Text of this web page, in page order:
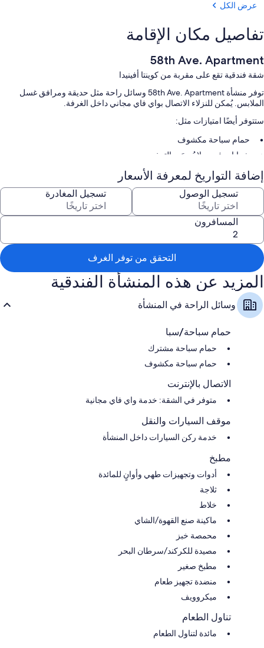
عرض الكل
تفاصيل مكان الإقامة
58th Ave. Apartment
شقة فندقية تقع على مقربة من كوينتا أفينيدا
توفر منشأة 58th Ave. Apartment وسائل راحة مثل حديقة ومرافق غسل
الملابس. يُمكن للنزلاء الاتصال بواي فاي مجاني داخل الغرفة.
ستتوفر أيضًا امتيازات مثل:
حمام سباحة مكشوف
شوايات فحم ولا يُسمَح بالتدخين
سمات الغرفة
تقدم جميع غرف النزلاء في منِشأة 58th Ave. Apartment مزايا مثل تكييف، إلى
جانب وسائل راحة مثل إنترنت لاسلكي مجاناً وموائد طعام.
تشمل وسائل الراحة الإضافية:
2 حمامات مزودة بمجففات شعر وصابون
شرفات، ومطابخ، ومطابخ مُصغّرة
إضافة التواريخ لمعرفة الأسعار
تسجيل الوصول تسجيل المغادرة
المسافرون
التحقق من توفر الغرف
المزيد عن هذه المنشأة الفندقية
وسائل الراحة في المنشأة
حمام سباحة/سبا
حمام سباحة مشترك
حمام سباحة مكشوف
الاتصال بالإنترنت
متوفر في الشقة: خدمة واي فاي مجانية
موقف السيارات والنقل
خدمة ركن السيارات داخل المنشأة
مطبخ
أدوات وتجهيزات طهي وأوانٍ للمائدة
ثلاجة
خلاط
ماكينة صنع القهوة/الشاي
محمصة خبز
مصيدة للكركند/سرطان البحر
مطبخ صغير
منضدة تجهيز طعام
ميكروويف
تناول الطعام
مائدة لتناول الطعام